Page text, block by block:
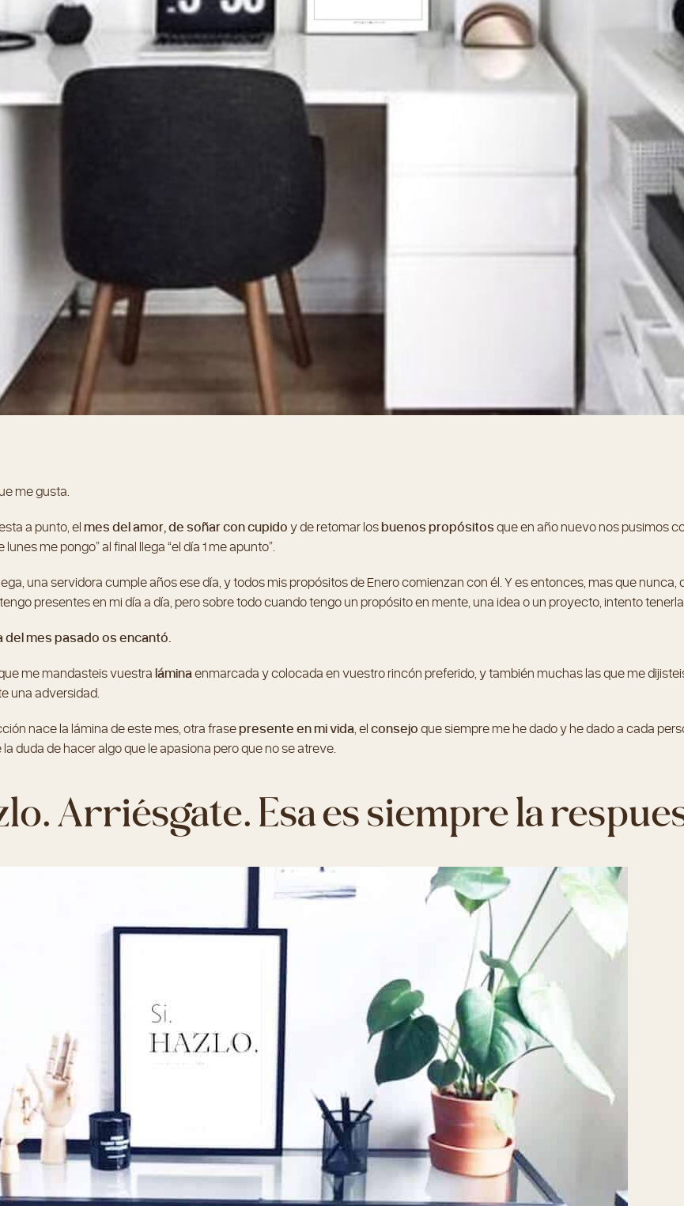
me gusta.
a punto, elmes del amor, de soñar con cupidoy de retomar losbuenos propósitosque en año nuevo nos pusimos
me pongo” al final llega “el día 1 me apunto”.
una servidora cumple años ese día, y todos mis propósitos de Enero comienzan con él. Y es entonces, mas que
presentes en mi día a día, pero sobre todo cuando tengo un propósito en mente, una idea o un proyecto, intento
del mes pasado os encantó.
me mandasteis vuestraláminaenmarcada y colocada en vuestro rincón preferido, y también muchas las que me
una adversidad.
nace la lámina de este mes, otra frasepresente en mi vida, elconsejoque siempre me he dado y he dado a cada
duda de hacer algo que le apasiona pero que no se atreve.
Arriésgate. Esa es siempre la